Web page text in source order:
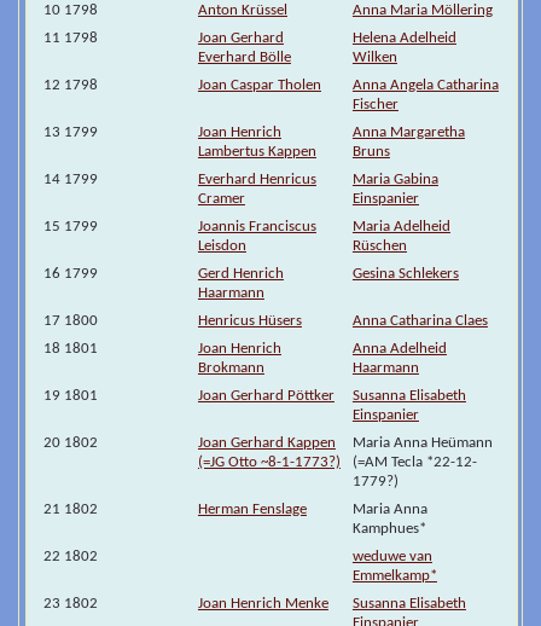
10 1798
Anton Krüssel
Anna Maria Möllering
11 1798
Joan Gerhard
Everhard Bölle
Helena Adelheid
Wilken
12 1798
Joan Caspar Tholen
Anna Angela Catharina
Fischer
13 1799
Joan Henrich
Lambertus Kappen
Anna Margaretha
Bruns
14 1799
Everhard Henricus
Cramer
Maria Gabina
Einspanier
15 1799
Joannis Franciscus
Leisdon
Maria Adelheid
Rüschen
16 1799
Gerd Henrich
Haarmann
Gesina Schlekers
17 1800 Henricus Hüsers
Anna Catharina Claes
18 1801
Joan Henrich
Brokmann
Anna Adelheid
Haarmann
19 1801
Joan Gerhard Pöttker
Susanna Elisabeth
Einspanier
20 1802
Joan Gerhard Kappen
(=JG Otto ~8-1-1773?)
Maria Anna Heümann
(=AM Tecla *22-12-
1779?)
21 1802
Herman Fenslage
Maria Anna
Kamphues*
22 1802
weduwe van
Emmelkamp*
23 1802
Joan Henrich Menke
Susanna Elisabeth